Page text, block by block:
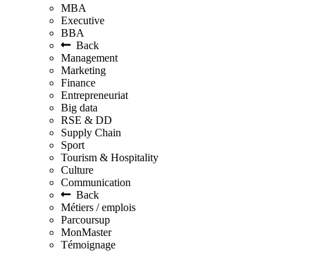
MBA
Executive
BBA
Back
Management
Marketing
Finance
Entrepreneuriat
Big data
RSE & DD
Supply Chain
Sport
Tourism & Hospitality
Culture
Communication
Back
Métiers / emplois
Parcoursup
MonMaster
Témoignage